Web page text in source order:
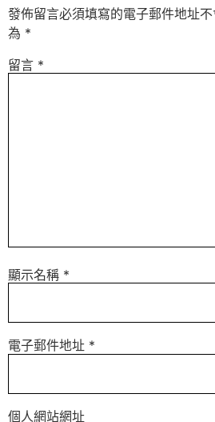
發佈留言必須填寫的電子郵件地址不
為 *
留言 *
顯示名稱 *
電子郵件地址 *
個人網站網址